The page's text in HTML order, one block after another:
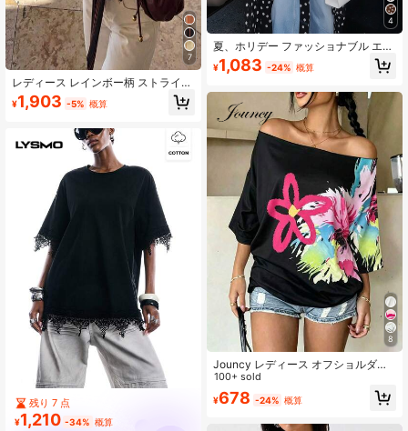
7
レディース レインボー柄 ストライプ
シフォン フリル/フリンス トップ
ス、学校、パーティー、ビーチ、オ
ト、春、夏 ブラック
¥1,903 -5% 概算
残り 7 点
¥1,210 -34% 概算
4
夏、ホリデー ファッショナブル エレ
ガント、ラウンドネック アシンメト
リーヘム ポルカドット シアー織り生
ズショール ブラック
¥1,083 -24% 概算
8
Jouncy レディース オフショルダー
フローラルプリント カジュアル 多用
途 デイリーウェア Tシャツ
100+ sold
¥678 -24% 概算